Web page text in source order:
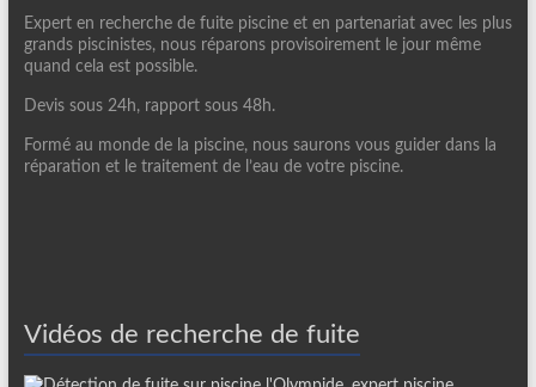
Expert en recherche de fuite piscine et en partenariat avec les plus
grands piscinistes, nous réparons provisoirement le jour même
quand cela est possible.
Devis sous 24h, rapport sous 48h.
Formé au monde de la piscine, nous saurons vous guider dans la
réparation et le traitement de l’eau de votre piscine.
Vidéos de recherche de fuite